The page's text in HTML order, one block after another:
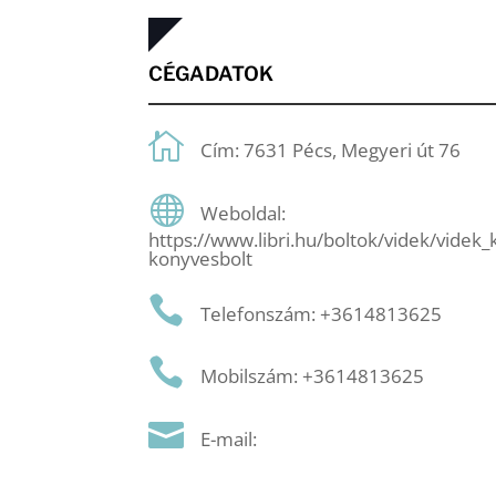
CÉGADATOK
Cím: 7631 Pécs, Megyeri út 76
Weboldal:
https://www.libri.hu/boltok/videk/
konyvesbolt
Telefonszám: +3614813625
Mobilszám: +3614813625
E-mail: